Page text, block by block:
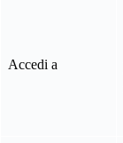
Accedi a